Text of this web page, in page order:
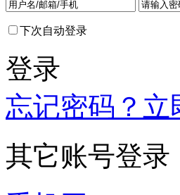
下次自动登录
登录
忘记密码？ 立
其它账号登录